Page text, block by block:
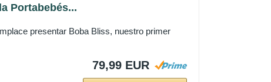
Portabebés...
presentar Boba Bliss, nuestro primer
79,99 EUR